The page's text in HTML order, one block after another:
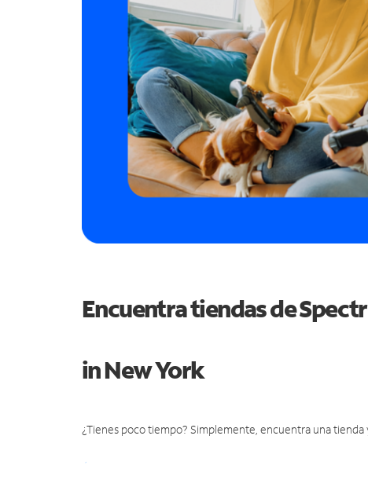
Encuentra tiendas de
in New York
¿Tienes poco tiempo? Simplemente, encuentra una